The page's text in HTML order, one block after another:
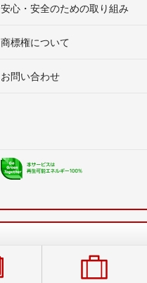
安心・安全のための取り組み
商標権について
お問い合わせ